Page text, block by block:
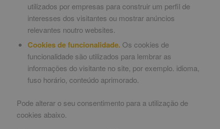
utilizados por empresas para construir um perfil de
interesses dos visitantes ou mostrar anúncios
relevantes noutro websites.
Cookies de funcionalidade. Os cookies de
funcionalidade são utilizados para lembrar as
informações do visitante no site, por exemplo. idioma,
fuso horário, conteúdo aprimorado.
Pode alterar o seu consentimento para a utilização de
cookies abaixo.